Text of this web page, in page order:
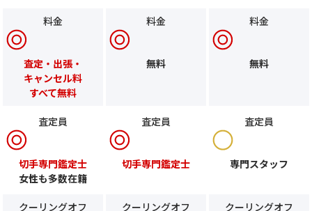
料金
査定・出張・
キャンセル料
すべて無料
料金
無料
料金
無料
査定員
切手専門鑑定士
女性も多数在籍
査定員
切手専門鑑定士
査定員
専門スタッフ
クーリングオフ クーリングオフ クーリングオフ